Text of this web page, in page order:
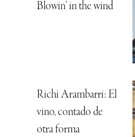
Blowin’ in the wind
Richi Arambarri: El
vino, contado de
otra forma